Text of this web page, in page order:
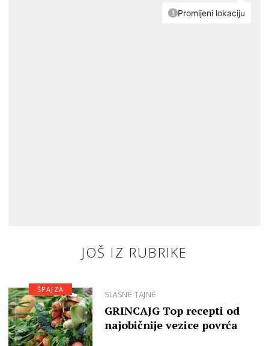
JOŠ IZ RUBRIKE
SLASNE TAJNE
GRINCAJG Top recepti od
najobičnije vezice povrća
ŠPAJZA